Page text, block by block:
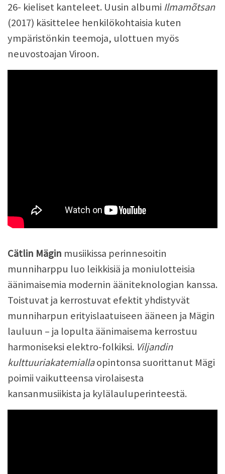
26- kieliset kanteleet. Uusin albumi Ilmamõtsan
(2017) käsittelee henkilökohtaisia kuten
ympäristönkin teemoja, ulottuen myös
neuvostoajan Viroon.
Cätlin Mägin musiikissa perinnesoitin
munniharppu luo leikkisiä ja moniulotteisia
äänimaisemia modernin ääniteknologian kanssa.
Toistuvat ja kerrostuvat efektit yhdistyvät
munniharpun erityislaatuiseen ääneen ja Mägin
lauluun – ja lopulta äänimaisema kerrostuu
harmoniseksi elektro-folkiksi. Viljandin
kulttuuriakatemiallaopintonsa suorittanut Mägi
poimii vaikutteensa virolaisesta
kansanmusiikista ja kylälauluperinteestä.